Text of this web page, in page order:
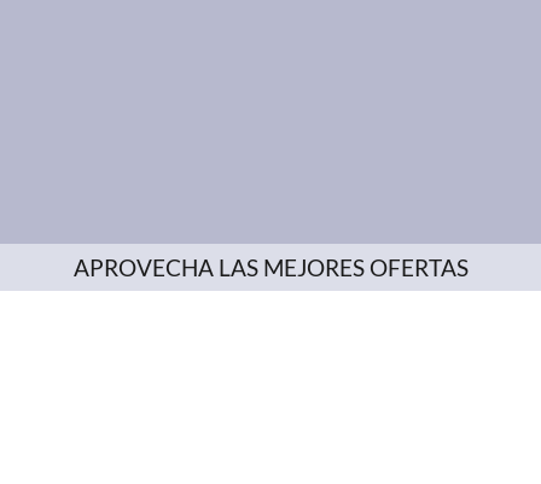
APROVECHA LAS MEJORES OFERTAS